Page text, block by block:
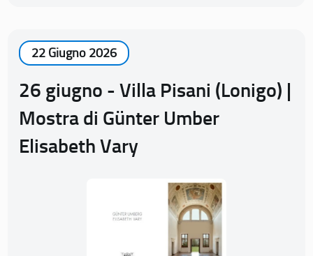
22 Giugno 2026
26 giugno - Villa Pisani (Lonigo) |
Mostra di Günter Umber
Elisabeth Vary